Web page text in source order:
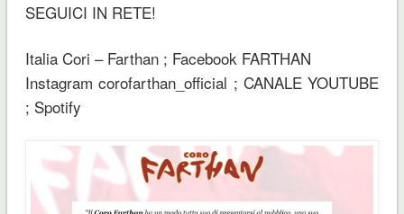
SEGUICI IN RETE!
Italia Cori – Farthan ; Facebook FARTHAN
Instagram corofarthan_official ; CANALE YOUTUBE
; Spotify